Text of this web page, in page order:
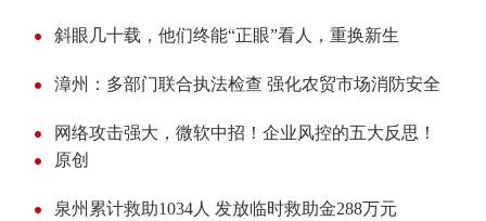
斜眼几十载，他们终能“正眼”看人，重换新生
漳州：多部门联合执法检查 强化农贸市场消防安全
网络攻击强大，微软中招！企业风控的五大反思！
原创
泉州累计救助1034人 发放临时救助金288万元